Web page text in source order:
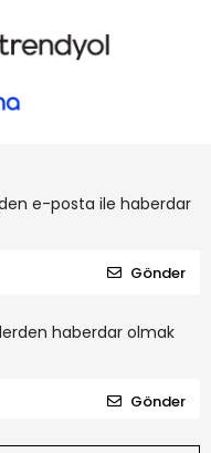
e-posta ile haberdar
Gönder
haberdar olmak
Gönder